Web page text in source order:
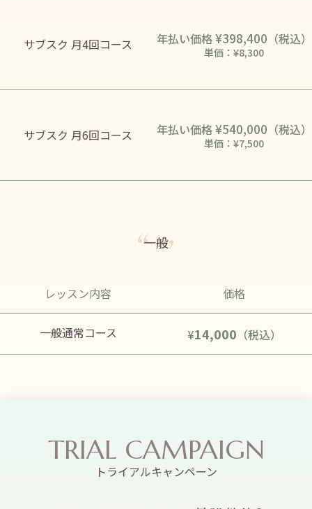
サブスク 月4回コース 年払い価格¥398,400 （税込）
単価：¥8,300
サブスク 月6回コース 年払い価格¥540,000 （税込）
単価：¥7,500
一般
レッスン内容 価格
一般通常コース ¥14,000 （税込）
TRIAL CAMPAIGN
トライアルキャンペーン